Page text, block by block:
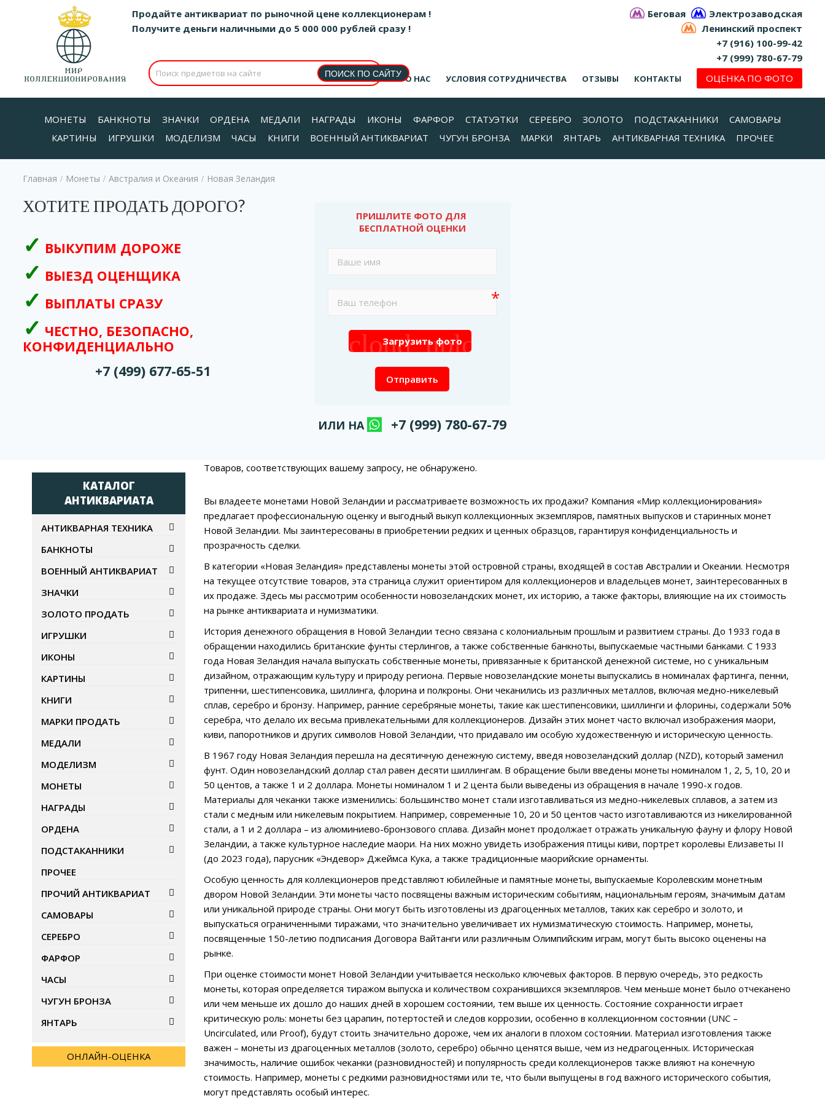
Продайте антиквариат по рыночной цене коллекционерам ! Беговая
Электрозаводская
Получите деньги наличными до 5 000 000 рублей сразу !
Ленинский проспект
+7 (916) 100-99-42
+7 (999) 780-67-79
О НАС УСЛОВИЯ СОТРУДНИЧЕСТВА ОТЗЫВЫ КОНТАКТЫ ОЦЕНКА ПО ФОТО
МОНЕТЫ БАНКНОТЫ ЗНАЧКИ ОРДЕНА МЕДАЛИ НАГРАДЫ ИКОНЫ ФАРФОР СТАТУЭТКИ СЕРЕБРО ЗОЛОТО ПОДСТАКАННИКИ
САМОВАРЫ
КАРТИНЫ
ИГРУШКИ МОДЕЛИЗМ ЧАСЫ КНИГИ ВОЕННЫЙ АНТИКВАРИАТ ЧУГУН БРОНЗА МАРКИ ЯНТАРЬ АНТИКВАРНАЯ ТЕХНИКА ПРОЧЕЕ
Главная / Монеты / Австралия и Океания / Новая Зеландия
ХОТИТЕ ПРОДАТЬ ДОРОГО?
ВЫКУПИМ ДОРОЖЕ
ВЫЕЗД ОЦЕНЩИКА
ВЫПЛАТЫ СРАЗУ
ЧЕСТНО, БЕЗОПАСНО,
КОНФИДЕНЦИАЛЬНО
+7 (499) 677-65-51
ПРИШЛИТЕ ФОТО ДЛЯ
БЕСПЛАТНОЙ ОЦЕНКИ
cloud_upload
Загрузить фото
Отправить
ИЛИ НА +7 (999) 780-67-79
Товаров, соответствующих вашему запросу, не обнаружено.
Вы владеете монетами Новой Зеландии и рассматриваете возможность их продажи? Компания «Мир коллекционирования»
предлагает профессиональную оценку и выгодный выкуп коллекционных экземпляров, памятных выпусков и старинных монет
Новой Зеландии. Мы заинтересованы в приобретении редких и ценных образцов, гарантируя конфиденциальность и
прозрачность сделки.
В категории «Новая Зеландия» представлены монеты этой островной страны, входящей в состав Австралии и Океании. Несмотря
на текущее отсутствие товаров, эта страница служит ориентиром для коллекционеров и владельцев монет, заинтересованных в
их продаже. Здесь мы рассмотрим особенности новозеландских монет, их историю, а также факторы, влияющие на их стоимость
на рынке антиквариата и нумизматики.
История денежного обращения в Новой Зеландии тесно связана с колониальным прошлым и развитием страны. До 1933 года в
обращении находились британские фунты стерлингов, а также собственные банкноты, выпускаемые частными банками. С 1933
года Новая Зеландия начала выпускать собственные монеты, привязанные к британской денежной системе, но с уникальным
дизайном, отражающим культуру и природу региона. Первые новозеландские монеты выпускались в номиналах фартинга, пенни,
трипенни, шестипенсовика, шиллинга, флорина и полкроны. Они чеканились из различных металлов, включая медно-никелевый
сплав, серебро и бронзу. Например, ранние серебряные монеты, такие как шестипенсовики, шиллинги и флорины, содержали 50%
серебра, что делало их весьма привлекательными для коллекционеров. Дизайн этих монет часто включал изображения маори,
киви, папоротников и других символов Новой Зеландии, что придавало им особую художественную и историческую ценность.
В 1967 году Новая Зеландия перешла на десятичную денежную систему, введя новозеландский доллар (NZD), который заменил
фунт. Один новозеландский доллар стал равен десяти шиллингам. В обращение были введены монеты номиналом 1, 2, 5, 10, 20 и
50 центов, а также 1 и 2 доллара. Монеты номиналом 1 и 2 цента были выведены из обращения в начале 1990-х годов.
Материалы для чеканки также изменились: большинство монет стали изготавливаться из медно-никелевых сплавов, а затем из
стали с медным или никелевым покрытием. Например, современные 10, 20 и 50 центов часто изготавливаются из никелированной
стали, а 1 и 2 доллара – из алюминиево-бронзового сплава. Дизайн монет продолжает отражать уникальную фауну и флору Новой
Зеландии, а также культурное наследие маори. На них можно увидеть изображения птицы киви, портрет королевы Елизаветы II
(до 2023 года), парусник «Эндевор» Джеймса Кука, а также традиционные маорийские орнаменты.
Особую ценность для коллекционеров представляют юбилейные и памятные монеты, выпускаемые Королевским монетным
двором Новой Зеландии. Эти монеты часто посвящены важным историческим событиям, национальным героям, значимым датам
или уникальной природе страны. Они могут быть изготовлены из драгоценных металлов, таких как серебро и золото, и
выпускаться ограниченными тиражами, что значительно увеличивает их нумизматическую стоимость. Например, монеты,
посвященные 150-летию подписания Договора Вайтанги или различным Олимпийским играм, могут быть высоко оценены на
рынке.
При оценке стоимости монет Новой Зеландии учитывается несколько ключевых факторов. В первую очередь, это редкость
монеты, которая определяется тиражом выпуска и количеством сохранившихся экземпляров. Чем меньше монет было отчеканено
или чем меньше их дошло до наших дней в хорошем состоянии, тем выше их ценность. Состояние сохранности играет
критическую роль: монеты без царапин, потертостей и следов коррозии, особенно в коллекционном состоянии (UNC –
Uncirculated, или Proof), будут стоить значительно дороже, чем их аналоги в плохом состоянии. Материал изготовления также
важен – монеты из драгоценных металлов (золото, серебро) обычно ценятся выше, чем из недрагоценных. Историческая
значимость, наличие ошибок чеканки (разновидностей) и популярность среди коллекционеров также влияют на конечную
стоимость. Например, монеты с редкими разновидностями или те, что были выпущены в год важного исторического события,
могут представлять особый интерес.
КАТАЛОГ
АНТИКВАРИАТА
АНТИКВАРНАЯ ТЕХНИКА
БАНКНОТЫ
ВОЕННЫЙ АНТИКВАРИАТ
ЗНАЧКИ
ЗОЛОТО ПРОДАТЬ
ИГРУШКИ
ИКОНЫ
КАРТИНЫ
КНИГИ
МАРКИ ПРОДАТЬ
МЕДАЛИ
МОДЕЛИЗМ
МОНЕТЫ
НАГРАДЫ
ОРДЕНА
ПОДСТАКАННИКИ
ПРОЧЕЕ
ПРОЧИЙ АНТИКВАРИАТ
САМОВАРЫ
СЕРЕБРО
ФАРФОР
ЧАСЫ
ЧУГУН БРОНЗА
ЯНТАРЬ
ОНЛАЙН-ОЦЕНКА